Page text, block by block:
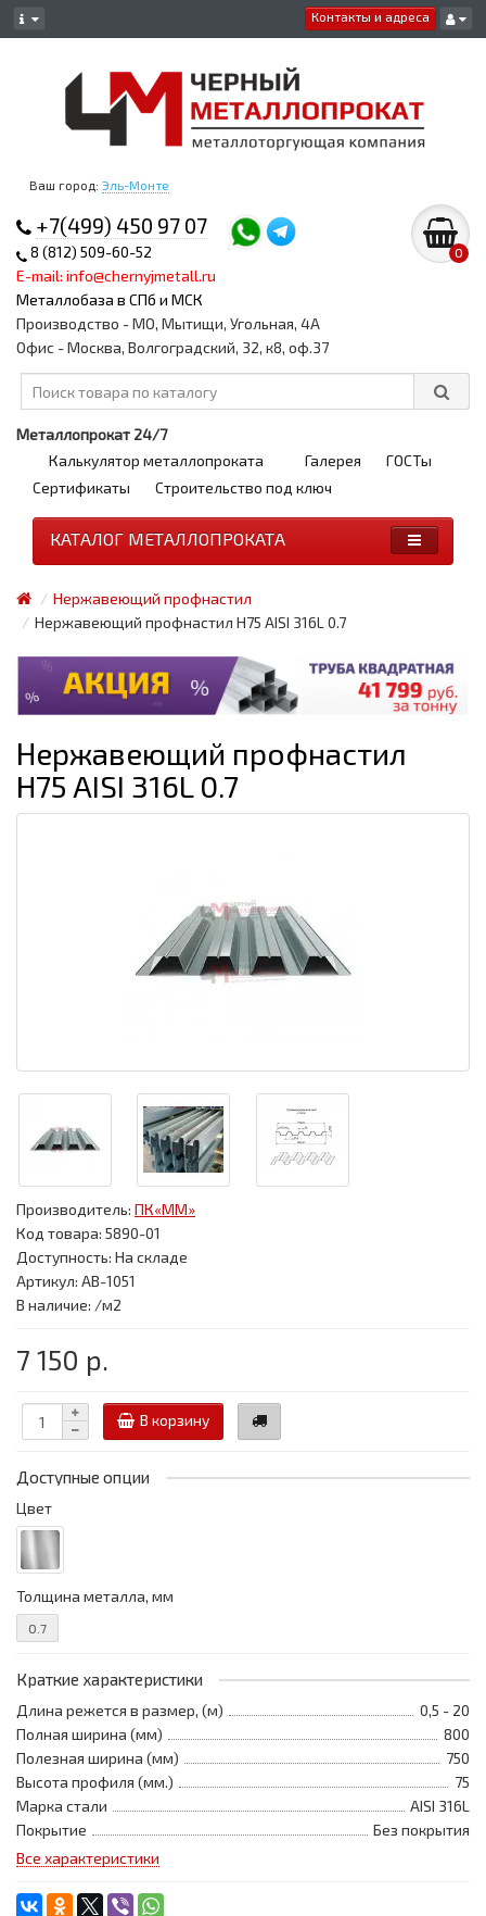
Контакты и адреса
Ваш город: Эль-Монте
+7(499) 450 97 07
8 (812) 509-60-52
E-mail: info@chernyjmetall.ru
Металлобаза в СПб и МСК
0
Производство - МО, Мытищи, Угольная, 4А
Офис - Москва, Волгоградский, 32, к8, оф.37
Металлопрокат 24/7
Калькулятор металлопроката
Галерея
ГОСТы
Сертификаты
Строительство под ключ
КАТАЛОГ МЕТАЛЛОПРОКАТА
Нержавеющий профнастил
Нержавеющий профнастил H75 AISI 316L 0.7
Нержавеющий профнастил
H75 AISI 316L 0.7
Производитель: ПК«ММ»
Код товара: 5890-01
Доступность: На складе
Артикул: АВ-1051
В наличие: /м2
7 150 р.
В корзину
Доступные опции
Цвет
Толщина металла, мм
0.7
Краткие характеристики
Длина режется в размер, (м)
0,5 - 20
Полная ширина (мм)
800
Полезная ширина (мм)
750
Высота профиля (мм.)
75
Марка стали
AISI 316L
Покрытие
Без покрытия
Все характеристики